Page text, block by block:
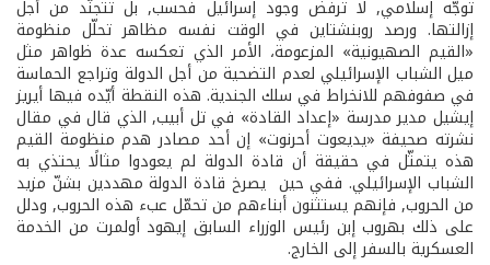
توجّه إسلامي‏,‏ لا ترفض وجود إسرائيل فحسب‏,‏ بل تتجنّد من أجل
إزالتها‏.‏ ورصد روبنشتاين في الوقت نفسه مظاهر تحلّل منظومة‏
«القيم الصهيونية» المزعومة، الأمر الذي تعكسه عدة ظواهر‏ مثل
ميل الشباب الإسرائيلي لعدم التضحية من أجل الدولة وتراجع الحماسة
في صفوفهم للانخراط في سلك الجندية‏.‏ هذه النقطة أيّده فيها أيريز
إيشيل مدير مدرسة‏‏ «إعداد القادة‏» في تل أبيب‏,‏ الذي قال في مقال
نشرته صحيفة‏ «يديعوت أحرنوت‏» إن أحد مصادر هدم منظومة القيم
هذه يتمثّل في حقيقة أن قادة الدولة لم يعودوا مثالًا يحتذي به
الشباب الإسرائيلي‏.‏ ففي حين يصرخ قادة الدولة مهددين بشنّ مزيد
من الحروب‏,‏ فإنهم يستثنون أبناءهم من تحمّل عبء هذه الحروب‏,‏ ودلل
على ذلك بهروب إبن رئيس الوزراء السابق إيهود أولمرت من الخدمة
العسكرية بالسفر إلى الخارج‏.‏